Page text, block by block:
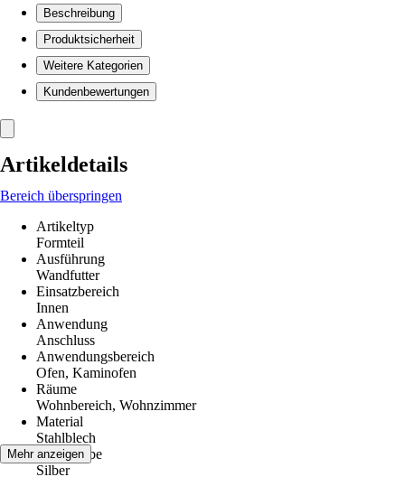
Beschreibung
Produktsicherheit
Weitere Kategorien
Kundenbewertungen
Artikeldetails
Bereich überspringen
Artikeltyp
Formteil
Ausführung
Wandfutter
Einsatzbereich
Innen
Anwendung
Anschluss
Anwendungsbereich
Ofen, Kaminofen
Räume
Wohnbereich, Wohnzimmer
Material
Stahlblech
Grundfarbe
Silber
Mehr anzeigen